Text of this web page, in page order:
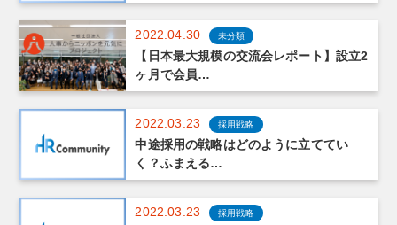
2022.04.30 未分類
【日本最大規模の交流会レポート】設立2
ヶ月で会員…
2022.03.23 採用戦略
中途採用の戦略はどのように立ててい
く？ふまえる…
2022.03.23 採用戦略